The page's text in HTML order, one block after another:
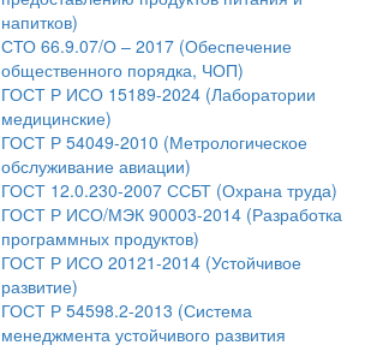
напитков)
СТО 66.9.07/О – 2017 (Обеспечение
общественного порядка, ЧОП)
ГОСТ Р ИСО 15189-2024 (Лаборатории
медицинские)
ГОСТ Р 54049-2010 (Метрологическое
обслуживание авиации)
ГОСТ 12.0.230-2007 ССБТ (Охрана труда)
ГОСТ Р ИСО/МЭК 90003-2014 (Разработка
программных продуктов)
ГОСТ Р ИСО 20121-2014 (Устойчивое
развитие)
ГОСТ Р 54598.2-2013 (Система
менеджмента устойчивого развития